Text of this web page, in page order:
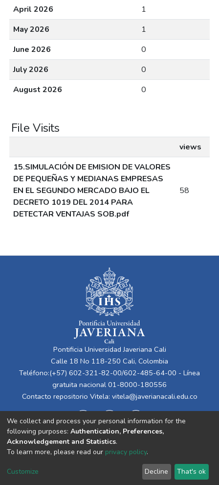
April 2026
1
May 2026
1
June 2026
0
July 2026
0
August 2026
0
File Visits
views
15.SIMULACIÓN DE EMISION DE VALORES
DE PEQUEÑAS Y MEDIANAS EMPRESAS
EN EL SEGUNDO MERCADO BAJO EL
DECRETO 1019 DEL 2014 PARA
DETECTAR VENTAJAS SOB.pdf
58
Pontificia Universidad Javeriana Cali
Calle 18 No 118-250 Cali, Colombia
Teléfono:(+57) 602-321-82-00/602-485-64-00 - Línea
gratuita nacional 01-8000-180556
Contacto repositorio Vitela: vitela@javerianacali.edu.co
Cookie
End User
Agreement
Send
Feedback
We collect and process your personal information for the
following purposes: Authentication, Preferences,
Acknowledgement and Statistics.
To learn more, please read our privacy policy.
Customize Decline That's ok